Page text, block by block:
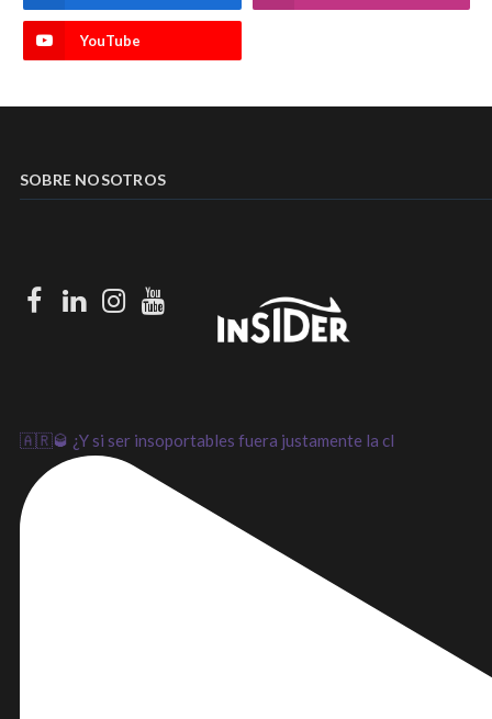
YouTube
SOBRE NOSOTROS
Facebook
LinkedIn
Instagram
Youtube
🇦🇷🥃 ¿Y si ser insoportables fuera justamente la cl